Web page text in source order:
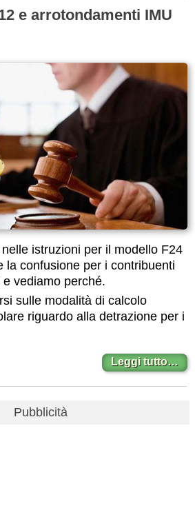
e arrotondamenti IMU
istruzioni per il modello F24
la confusione per i contribuenti
vediamo perché.
sulle modalità di calcolo
riguardo alla detrazione per i
Leggi tutto…
Pubblicità